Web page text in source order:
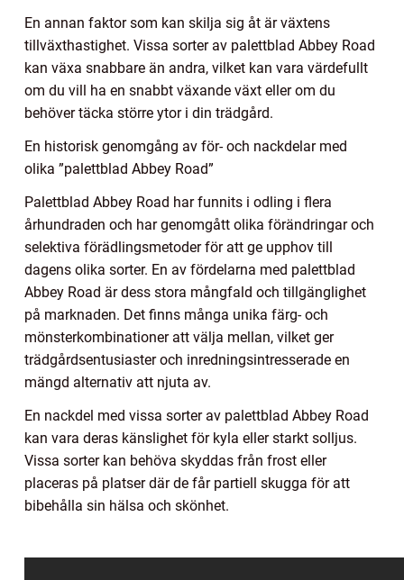
En annan faktor som kan skilja sig åt är växtens
tillväxthastighet. Vissa sorter av palettblad Abbey Road
kan växa snabbare än andra, vilket kan vara värdefullt
om du vill ha en snabbt växande växt eller om du
behöver täcka större ytor i din trädgård.
En historisk genomgång av för- och nackdelar med
olika ”palettblad Abbey Road”
Palettblad Abbey Road har funnits i odling i flera
århundraden och har genomgått olika förändringar och
selektiva förädlingsmetoder för att ge upphov till
dagens olika sorter. En av fördelarna med palettblad
Abbey Road är dess stora mångfald och tillgänglighet
på marknaden. Det finns många unika färg- och
mönsterkombinationer att välja mellan, vilket ger
trädgårdsentusiaster och inredningsintresserade en
mängd alternativ att njuta av.
En nackdel med vissa sorter av palettblad Abbey Road
kan vara deras känslighet för kyla eller starkt solljus.
Vissa sorter kan behöva skyddas från frost eller
placeras på platser där de får partiell skugga för att
bibehålla sin hälsa och skönhet.